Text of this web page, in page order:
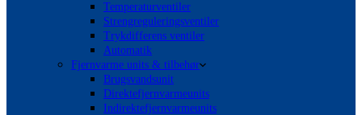
Temperaturventiler
Strengreguleringsventiler
Trykdifferens ventiler
Automatik
Fjernvarme units & tilbehør
Brugsvandsunit
Direktefjernvarmeunits
Indirektefjernvarmeunits